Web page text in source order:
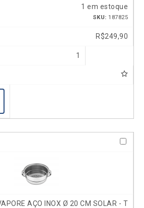
1 em estoque
SKU: 187825
R$249,90
1
AÇO INOX Ø 20 CM SOLAR - T